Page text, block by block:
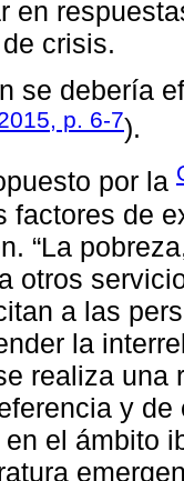
en
crisis.
se debería
p. 6-7).
por la
factores de
“La
otros
a las
la
realiza una
y
el ámbito